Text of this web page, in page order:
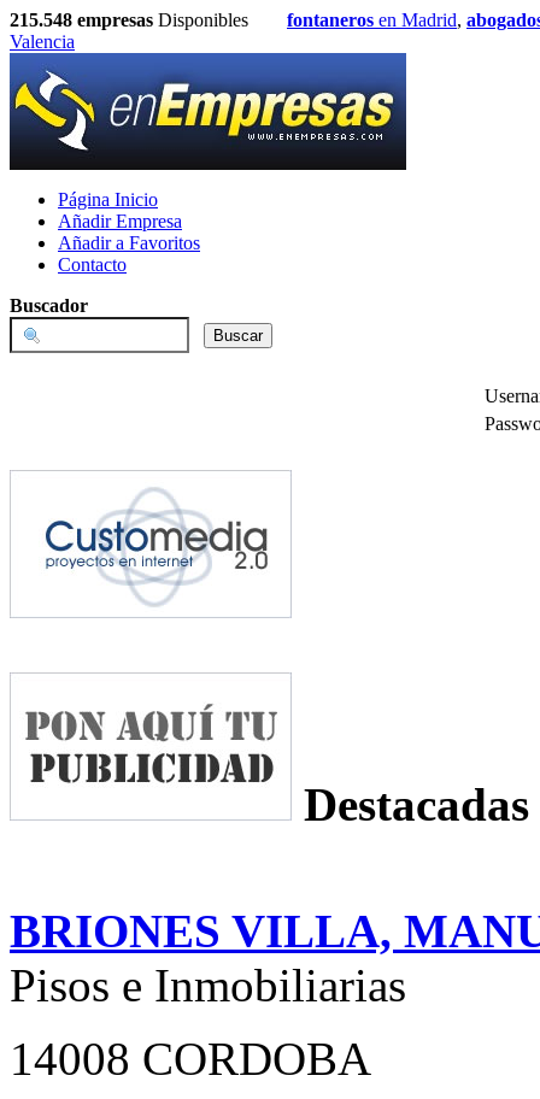
215.548 empresas Disponibles fontaneros en Madrid,
Valencia
Página Inicio
Añadir Empresa
Añadir a Favoritos
Contacto
Buscador
Destacadas
BRIONES VILLA,
Pisos e Inmobiliarias
14008 CORDOBA